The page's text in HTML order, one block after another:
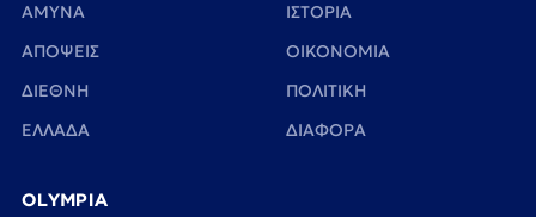
ΑΜΥΝΑ
ΑΠΟΨΕΙΣ
ΔΙΕΘΝΗ
ΕΛΛΑΔΑ
ΙΣΤΟΡΙΑ
ΟΙΚΟΝΟΜΙΑ
ΠΟΛΙΤΙΚΗ
ΔΙΑΦΟΡΑ
OLYMPIA